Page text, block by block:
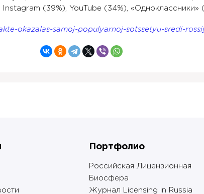
(39%), YouTube (34%), «Одноклассники»
okazalas-samoj-populyarnoj-sotssetyu-sredi-
Портфолио
Российская Лицензионная
Биосфера
Журнал Licensing in Russia